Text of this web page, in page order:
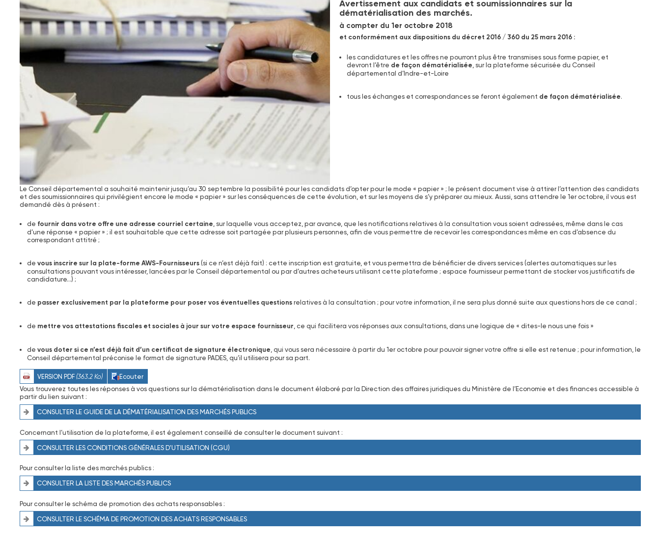
Avertissement aux candidats et soumissionnaires sur la
dématérialisation des marchés.
à compter du 1er octobre 2018
et conformément aux dispositions du décret 2016 / 360 du 25 mars 2016 :
les candidatures et les offres ne pourront plus être transmises sous forme papier, et
devront l’être de façon dématérialisée , sur la plateforme sécurisée du Conseil
départemental d’Indre-et-Loire
tous les échanges et correspondances se feront également de façon dématérialisée.
Le Conseil départemental a souhaité maintenir jusqu’au 30 septembre la possibilité pour les candidats d’opter pour le mode « papier » ; le présent document vise à attirer l’attention des candidats
et des soumissionnaires qui privilégient encore le mode « papier » sur les conséquences de cette évolution, et sur les moyens de s’y préparer au mieux. Aussi, sans attendre le 1er octobre, il vous est
demandé dès à présent :
de fournir dans votre offre une adresse courriel certaine, sur laquelle vous acceptez, par avance, que les notifications relatives à la consultation vous soient adressées, même dans le cas
d’une réponse « papier » ; il est souhaitable que cette adresse soit partagée par plusieurs personnes, afin de vous permettre de recevoir les correspondances même en cas d’absence du
correspondant attitré ;
de vous inscrire sur la plate-forme AWS-Fournisseurs(si ce n’est déjà fait) : cette inscription est gratuite, et vous permettra de bénéficier de divers services (alertes automatiques sur les
consultations pouvant vous intéresser, lancées par le Conseil départemental ou par d’autres acheteurs utilisant cette plateforme ; espace fournisseur permettant de stocker vos justificatifs de
candidature…) ;
de passer exclusivement par la plateforme pour poser vos éventuelles questionsrelatives à la consultation ; pour votre information, il ne sera plus donné suite aux questions hors de ce canal ;
de mettre vos attestations fiscales et sociales à jour sur votre espace fournisseur, ce qui facilitera vos réponses aux consultations, dans une logique de « dites-le nous une fois »
de vous doter si ce n’est déjà fait d’un certificat de signature électronique, qui vous sera nécessaire à partir du 1er octobre pour pouvoir signer votre offre si elle est retenue ; pour information, le
Conseil départemental préconise le format de signature PADES, qu’il utilisera pour sa part.
VERSION PDF (363.2 Ko) Ecouter
Vous trouverez toutes les réponses à vos questions sur la dématérialisation dans le document élaboré par la Direction des affaires juridiques du Ministère de l’Economie et des finances accessible à
partir du lien suivant :
CONSULTER LE GUIDE DE LA DÉMATÉRIALISATION DES MARCHÉS PUBLICS
Concernant l’utilisation de la plateforme, il est également conseillé de consulter le document suivant :
CONSULTER LES CONDITIONS GÉNÉRALES D'UTILISATION (CGU)
Pour consulter la liste des marchés publics :
CONSULTER LA LISTE DES MARCHÉS PUBLICS
Pour consulter le schéma de promotion des achats responsables :
CONSULTER LE SCHÉMA DE PROMOTION DES ACHATS RESPONSABLES